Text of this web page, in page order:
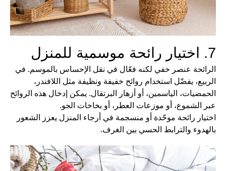
7. اختيار رائحة موسمية للمنزل
الرائحة عنصر خفي لكنه فعّال في نقل الإحساس بالموسم. في
الربيع، يفضّل استخدام روائح خفيفة ونظيفة مثل اللافندر،
الحمضيات، الياسمين، أو أزهار البرتقال. يمكن إدخال هذه الروائح
عبر الشموع، أو موزعات العطر، أو بخاخات الجو.
اختيار رائحة موحّدة أو منسجمة في أرجاء المنزل يعزز الشعور
بالهدوء والترابط الحسي بين الغرف.